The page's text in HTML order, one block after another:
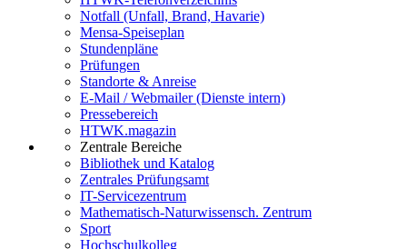
Notfall (Unfall, Brand, Havarie)
Mensa-Speiseplan
Stundenpläne
Prüfungen
Standorte & Anreise
E-Mail / Webmailer (Dienste intern)
Pressebereich
HTWK.magazin
Zentrale Bereiche
Bibliothek und Katalog
Zentrales Prüfungsamt
IT-Servicezentrum
Mathematisch-Naturwissensch. Zentrum
Sport
Hochschulkolleg